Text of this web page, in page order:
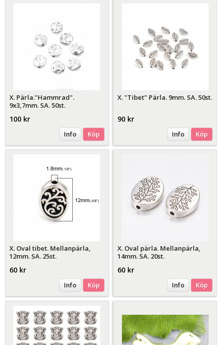
X. Pärla."Hammrad".
9x3,7mm. SA. 50st.
100 kr
Info Köp
X. "Tibet" Pärla. 9mm. SA. 50st.
90 kr
Info Köp
X. Oval tibet. Mellanpärla,
12mm. SA. 25st.
60 kr
Info Köp
X. Oval pärla. Mellanpärla,
14mm. SA. 20st.
60 kr
Info Köp